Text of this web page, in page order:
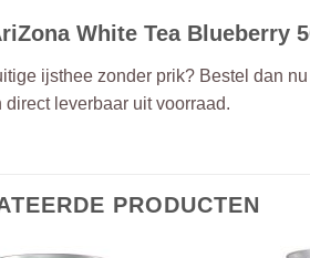
White Tea Blueberry
ijsthee zonder prik? Bestel dan nu
direct leverbaar uit voorraad.
PRODUCTEN